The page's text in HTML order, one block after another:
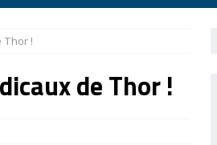
Thor !
de Thor !